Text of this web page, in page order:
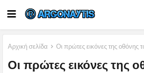
Αρχική σελίδα Οι πρώτες εικόνες της οθόνης
Οι πρώτες εικόνες της